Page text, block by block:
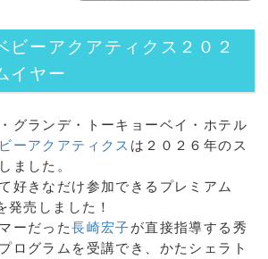
ビーアクアティクス２０２
イヤー
グランデ・トーキョーベイ・ホテル
ーアクアティクス は２０２６年のス
ました。
好きなだけ参加できるプレミアム
発売しました！
ーだった長崎宏子が直接指導する秀
ログラムを受講でき、かたシェラト